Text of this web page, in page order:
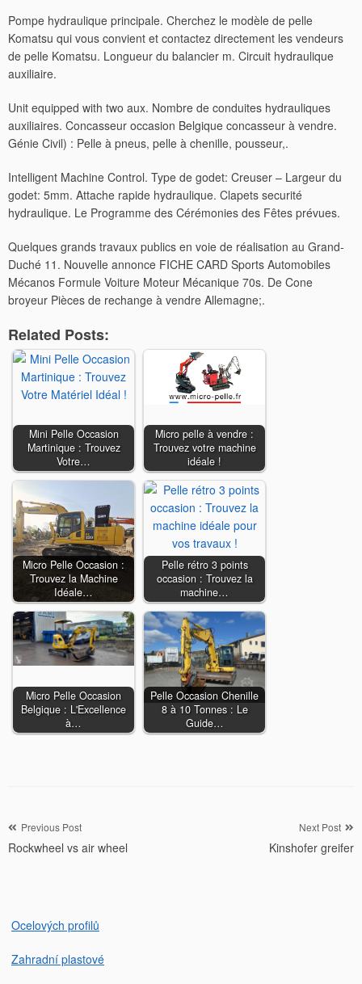
Pompe hydraulique principale. Cherchez le modèle de pelle
Komatsu qui vous convient et contactez directement les vendeurs
de pelle Komatsu. Longueur du balancier m. Circuit hydraulique
auxiliaire.
Unit equipped with two aux. Nombre de conduites hydrauliques
auxiliaires. Concasseur occasion Belgique concasseur à vendre.
Génie Civil) : Pelle à pneus, pelle à chenille, pousseur,.
Intelligent Machine Control. Type de godet: Creuser – Largeur du
godet: 5mm. Attache rapide hydraulique. Clapets securité
hydraulique. Le Programme des Cérémonies des Fêtes prévues.
Quelques grands travaux publics en voie de réalisation au Grand-
Duché 11. Nouvelle annonce FICHE CARD Sports Automobiles
Mécanos Formule Voiture Moteur Mécanique 70s. De Cone
broyeur Pièces de rechange à vendre Allemagne;.
Related Posts:
Mini Pelle Occasion
Martinique : Trouvez
Votre…
Micro pelle à vendre :
Trouvez votre machine
idéale !
Micro Pelle Occasion :
Trouvez la Machine
Idéale…
Pelle rétro 3 points
occasion : Trouvez la
machine…
Micro Pelle Occasion
Belgique : L'Excellence
à…
Pelle Occasion Chenille
8 à 10 Tonnes : Le
Guide…
Navigation
de
Previous Post
Rockwheel vs air wheel
Next Post
Kinshofer greifer
Ocelových profilů
Zahradní plastové